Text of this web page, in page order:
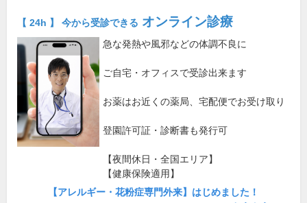
【 24h 】 今から受診できる オンライン診療
急な発熱や風邪などの体調不良に
ご自宅・オフィスで受診出来ます
お薬はお近くの薬局、宅配便でお受け取り
登園許可証・診断書も発行可
【夜間休日・全国エリア】
【健康保険適用】
【アレルギー・花粉症専門外来】はじめました！